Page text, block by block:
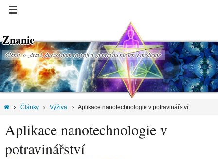
Znanie
Články o zdraví, duchovnom rozvoji a za pravdu nie len v medicíne.
Články Výživa Aplikace nanotechnologie v potravinářství
Aplikace nanotechnologie v
potravinářství